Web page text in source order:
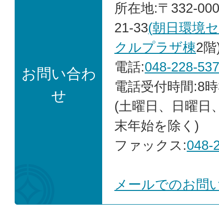
お問い合わ
せ
所在地:〒332-
21-33(朝日環境
クルプラザ棟2
電話:048-228-
電話受付時間:8
(土曜日、日曜日
末年始を除く)
ファックス:048-
メールでのお問